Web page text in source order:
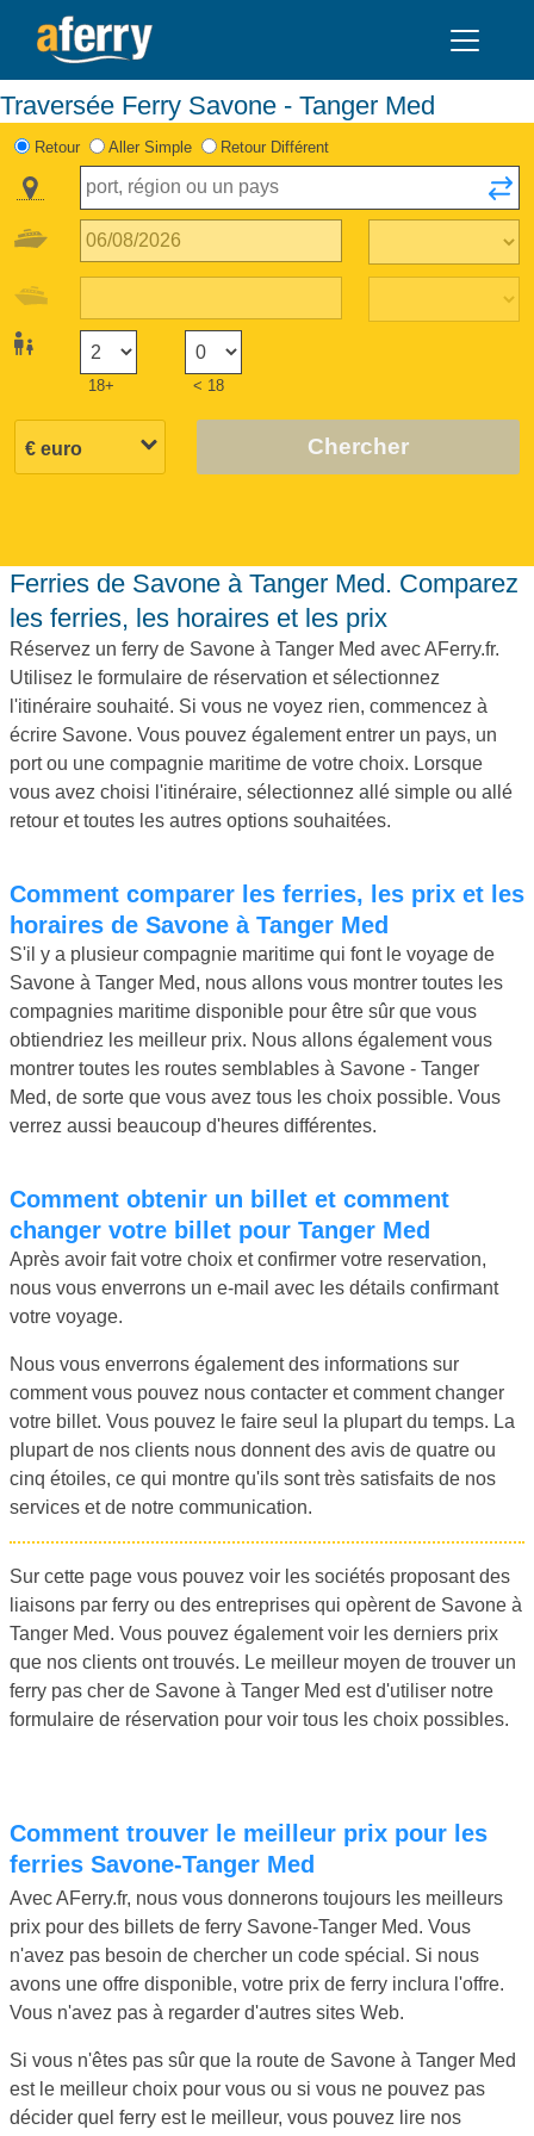
Traversée Ferry Savone - Tanger Med
Retour Aller Simple Retour Différent
18+ < 18
Chercher
Ferries de Savone à Tanger Med. Comparez
les ferries, les horaires et les prix
Réservez un ferry de Savone à Tanger Med avec AFerry.fr.
Utilisez le formulaire de réservation et sélectionnez
l'itinéraire souhaité. Si vous ne voyez rien, commencez à
écrire Savone. Vous pouvez également entrer un pays, un
port ou une compagnie maritime de votre choix. Lorsque
vous avez choisi l'itinéraire, sélectionnez allé simple ou allé
retour et toutes les autres options souhaitées.
Comment comparer les ferries, les prix et les
horaires de Savone à Tanger Med
S'il y a plusieur compagnie maritime qui font le voyage de
Savone à Tanger Med, nous allons vous montrer toutes les
compagnies maritime disponible pour être sûr que vous
obtiendriez les meilleur prix. Nous allons également vous
montrer toutes les routes semblables à Savone - Tanger
Med, de sorte que vous avez tous les choix possible. Vous
verrez aussi beaucoup d'heures différentes.
Comment obtenir un billet et comment
changer votre billet pour Tanger Med
Après avoir fait votre choix et confirmer votre reservation,
nous vous enverrons un e-mail avec les détails confirmant
votre voyage.
Nous vous enverrons également des informations sur
comment vous pouvez nous contacter et comment changer
votre billet. Vous pouvez le faire seul la plupart du temps. La
plupart de nos clients nous donnent des avis de quatre ou
cinq étoiles, ce qui montre qu'ils sont très satisfaits de nos
services et de notre communication.
Sur cette page vous pouvez voir les sociétés proposant des
liaisons par ferry ou des entreprises qui opèrent de Savone à
Tanger Med. Vous pouvez également voir les derniers prix
que nos clients ont trouvés. Le meilleur moyen de trouver un
ferry pas cher de Savone à Tanger Med est d'utiliser notre
formulaire de réservation pour voir tous les choix possibles.
Comment trouver le meilleur prix pour les
ferries Savone-Tanger Med
Avec AFerry.fr, nous vous donnerons toujours les meilleurs
prix pour des billets de ferry Savone-Tanger Med. Vous
n'avez pas besoin de chercher un code spécial. Si nous
avons une offre disponible, votre prix de ferry inclura l'offre.
Vous n'avez pas à regarder d'autres sites Web.
Si vous n'êtes pas sûr que la route de Savone à Tanger Med
est le meilleur choix pour vous ou si vous ne pouvez pas
décider quel ferry est le meilleur, vous pouvez lire nos